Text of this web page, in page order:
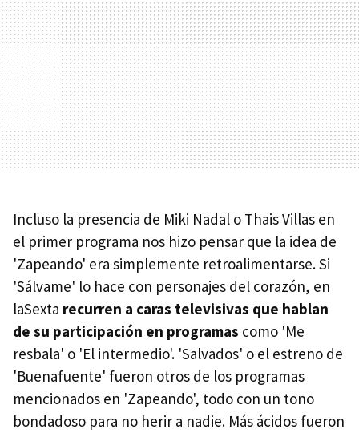
Incluso la presencia de Miki Nadal o Thais Villas en
el primer programa nos hizo pensar que la idea de
'Zapeando' era simplemente retroalimentarse. Si
'Sálvame' lo hace con personajes del corazón, en
laSexta recurren a caras televisivas que hablan
de su participación en programas como 'Me
resbala' o 'El intermedio'. 'Salvados' o el estreno de
'Buenafuente' fueron otros de los programas
mencionados en 'Zapeando', todo con un tono
bondadoso para no herir a nadie. Más ácidos fueron